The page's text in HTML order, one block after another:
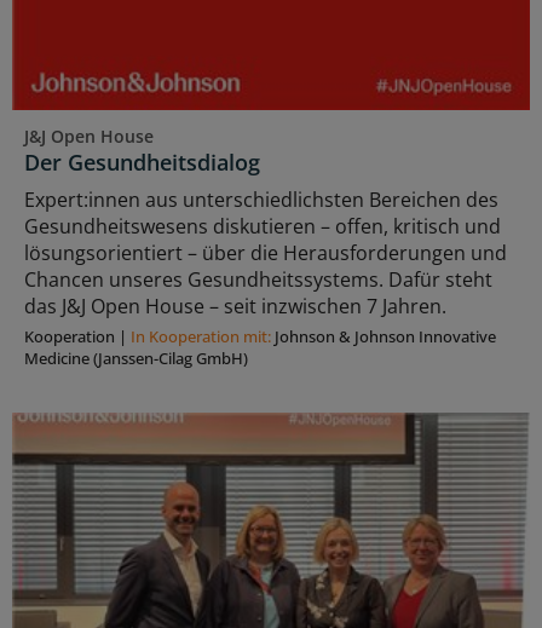
J&J Open House
Der Gesundheitsdialog
Expert:innen aus unterschiedlichsten Bereichen des
Gesundheitswesens diskutieren – offen, kritisch und
lösungsorientiert – über die Herausforderungen und
Chancen unseres Gesundheitssystems. Dafür steht
das J&J Open House – seit inzwischen 7 Jahren.
Kooperation | In Kooperation mit: Johnson & Johnson Innovative
Medicine (Janssen-Cilag GmbH)